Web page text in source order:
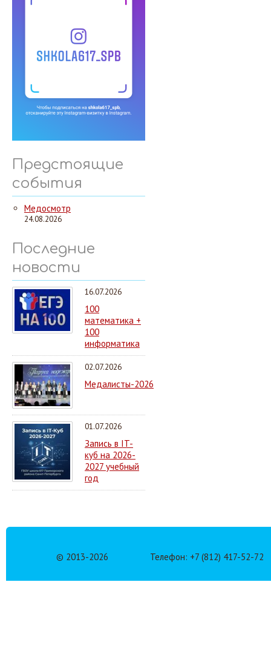
Предстоящие
события
Медосмотр
24.08.2026
Последние
новости
16.07.2026
100
математика +
100
информатика
02.07.2026
Медалисты-2026
01.07.2026
Запись в IT-
куб на 2026-
2027 учебный
год
© 2013-2026 Телефон: +7 (812) 417-52-72